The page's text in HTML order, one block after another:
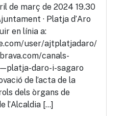
de març de 2024 19.30
· Platja d’Aro
en línia a:
user/ajtplatjadaro/
canals-
daro-i-sagaro
de l’acta de la
dels òrgans de
l’Alcaldia […]